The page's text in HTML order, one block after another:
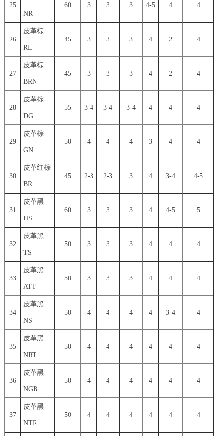
25
NR
60 3 3 3 4-5 4 4
26
皮革棕
RL
45 3 3 3 4 2 4
27
皮革棕
BRN
45 3 3 3 4 2 4
28
皮革棕
DG
55 3-4 3-4 3-4 4 4 4
29
皮革棕
GN
50 4 4 4 3 4 4
30
皮革红棕
BR
45 2-3 2-3 3 4 3-4 4-5
31
皮革黑
HS
60 3 3 3 4 4-5 5
32
皮革黑
TS
50 3 3 3 4 4 4
33
皮革黑
ATT
50 3 3 3 4 4 4
34
皮革黑
NS
50 4 4 4 4 3-4 4
35
皮革黑
NRT
50 4 4 4 4 4 4
36
皮革黑
NGB
50 4 4 4 4 4 4
37
皮革黑
NTR
50 4 4 4 4 4 4